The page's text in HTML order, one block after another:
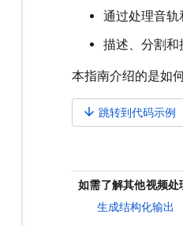
通过处理音
描述、分割
本指南介绍的是如
arrow_downward 跳转到代码示例
如需了解其他视频
生成结构化输出